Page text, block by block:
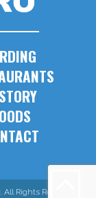
Rights Reserved.